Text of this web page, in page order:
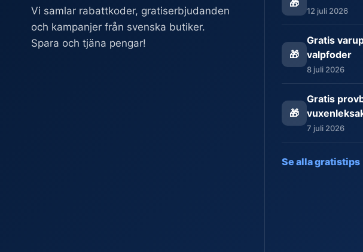
Vi samlar rabattkoder, gratiserbjudanden
och kampanjer från svenska butiker.
Spara och tjäna pengar!
🎁
12 juli 2026
🎁
Gratis
valpfoder
8 juli 2026
🎁
Gratis
7 juli 2026
Se alla